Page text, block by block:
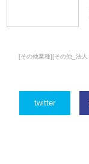
[その他業種][その他_法人
twitter